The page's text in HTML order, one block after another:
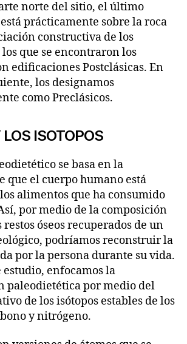
norte del sitio, el último
prácticamente sobre la roca
constructiva de los
que se encontraron los
edificaciones Postclásicas. En
los designamos
como Preclásicos.
ISOTOPOS
se basa en la
que el cuerpo humano está
alimentos que ha consumido
por medio de la composición
óseos recuperados de un
podríamos reconstruir la
por la persona durante su vida.
enfocamos la
paleodietética por medio del
de los isótopos estables de los
y nitrógeno.